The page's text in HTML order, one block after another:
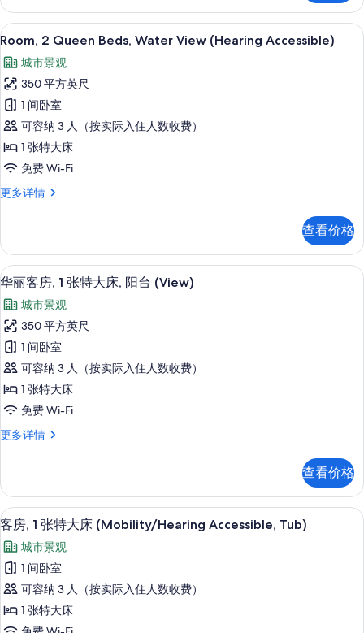
Roll-
In
Shower)
的
所
有
照
片
特
大
床
Accessible,
Roll-
In
Shower)
更
多
信
息
显
示
Room,
2
Queen
Beds,
Water
View
(Hearing
Accessible)
所
有
照
片
高档床上用品、客房内保险箱、办公
6
Room, 2 Queen Beds, Water View (Hearing Accessible)
城市景观
350 平方英尺
1 间卧室
可容纳 3 人（按实际入住人数收费）
1 张特大床
免费 Wi-Fi
更多详情
Room,
Water
View
(Hearing
更
多
信
息
查看价格
显
示
华
丽
客
房,
1
张
特
床,
阳
台
(View)
的
所
有
照
高档床上用品、客房内保险箱、办公
5
华丽客房, 1 张特大床, 阳台 (View)
城市景观
350 平方英尺
1 间卧室
可容纳 3 人（按实际入住人数收费）
1 张特大床
免费 Wi-Fi
更多详情
华
1
张
特
床,
阳
台
(View)
更
多
查看价格
显
示
客
房,
1
张
高档床上用品、客房内保险箱、办公
7
客房, 1 张特大床 (Mobility/Hearing Accessible, Tub)
城市景观
1 间卧室
可容纳 3 人（按实际入住人数收费）
1 张特大床